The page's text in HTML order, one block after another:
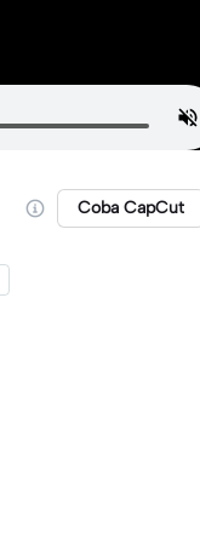
Coba CapCut